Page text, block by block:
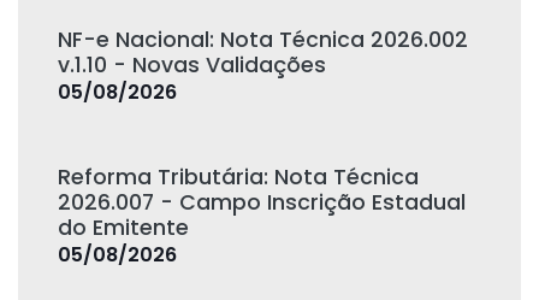
NF-e Nacional: Nota Técnica 2026.002
v.1.10 - Novas Validações
05/08/2026
Reforma Tributária: Nota Técnica
2026.007 - Campo Inscrição Estadual
do Emitente
05/08/2026